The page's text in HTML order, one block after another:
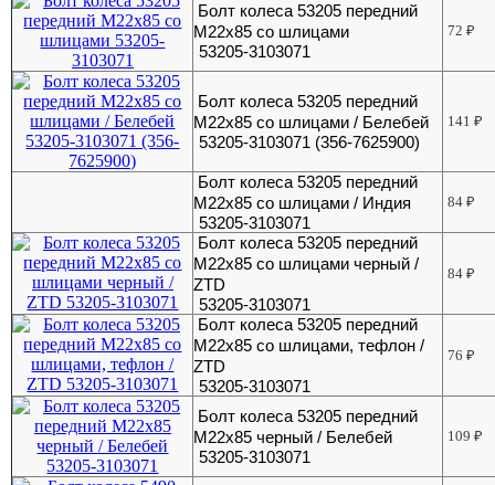
Болт колеса 53205 передний
М22х85 со шлицами
53205-3103071
72₽
Болт колеса 53205 передний
М22х85 со шлицами / Белебей
53205-3103071 (356-7625900)
141₽
Болт колеса 53205 передний
М22х85 со шлицами / Индия
53205-3103071
84₽
Болт колеса 53205 передний
М22х85 со шлицами черный /
ZTD
53205-3103071
84₽
Болт колеса 53205 передний
М22х85 со шлицами, тефлон /
ZTD
53205-3103071
76₽
Болт колеса 53205 передний
М22х85 черный / Белебей
53205-3103071
109₽